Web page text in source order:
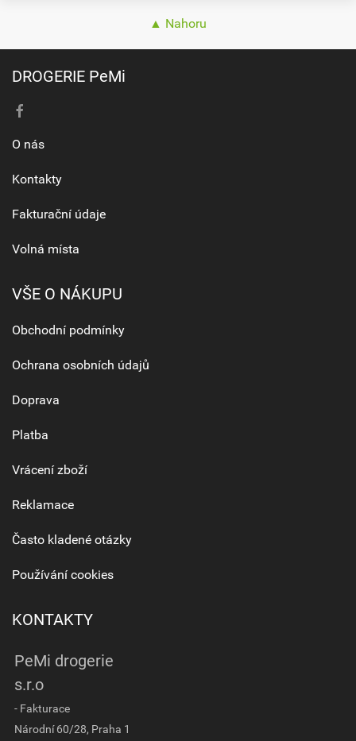
▲ Nahoru
DROGERIE PeMi
O nás
Kontakty
Fakturační údaje
Volná místa
VŠE O NÁKUPU
Obchodní podmínky
Ochrana osobních údajů
Doprava
Platba
Vrácení zboží
Reklamace
Často kladené otázky
Používání cookies
KONTAKTY
PeMi drogerie
s.r.o
- Fakturace
Národní 60/28, Praha 1